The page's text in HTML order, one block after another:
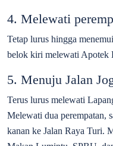
4. Melewati
Tetap lurus hingga
belok kiri melewati Apotek
5. Menuju Jalan
Terus lurus melewati
Melewati dua perempatan,
kanan ke Jalan Raya Turi.